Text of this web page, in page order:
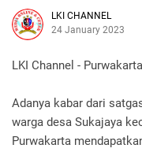
LKI CHANNEL
24 January 2023
LKI Channel - Purwakarta
Adanya kabar dari
warga desa Sukajaya
Purwakarta